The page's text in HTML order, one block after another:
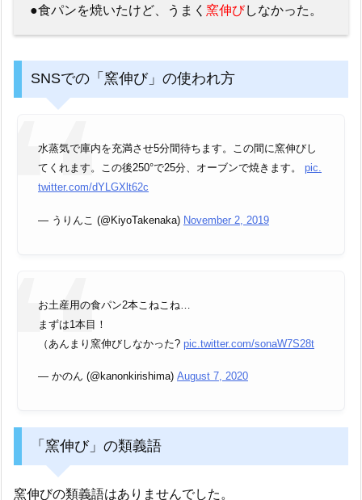
●食パンを焼いたけど、うまく 窯伸びしなかった。
SNSでの「窯伸び」の使われ方
水蒸気で庫内を充満させ5分間待ちます。この間に窯伸びし
てくれます。この後250°で25分、オーブンで焼きます。 pic.
twitter.com/dYLGXlt62c
— うりんこ (@KiyoTakenaka) November 2, 2019
お土産用の食パン2本こねこね…
まずは1本目！
（あんまり窯伸びしなかった? pic.twitter.com/sonaW7S28t
— かのん (@kanonkirishima) August 7, 2020
「窯伸び」の類義語
窯伸びの類義語はありませんでした。